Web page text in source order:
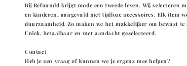
Bij Refoundd krijgt mode een tweede leven. Wij selecteren
en kinderen, aangevuld met tijdloze accessoires. Elk item
duurzaamheid. Zo maken we het makkelijker om bewust te
Uniek, betaalbaar en met aandacht geselecteerd.
Contact
Heb je een vraag of kunnen we je ergens mee helpen?